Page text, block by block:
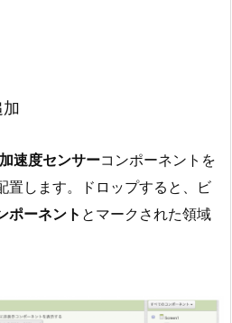
加速度センサーコンポーネントを
置します。ドロップすると、ビ
ポーネント とマークされた領域